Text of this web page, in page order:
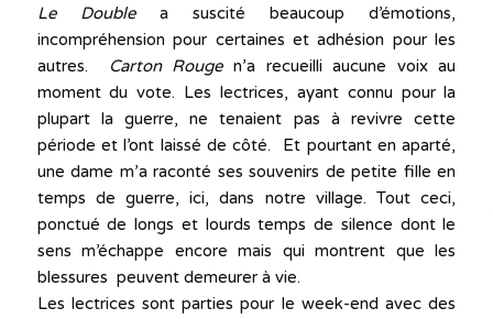
Le Doublea suscité beaucoup d’émotions,
incompréhension pour certaines et adhésion pour les
autres.
Carton Rougen’a recueilli aucune voix au
moment du vote. Les lectrices, ayant connu pour la
plupart la guerre, ne tenaient pas à revivre cette
période et l’ont laissé de côté. Et pourtant en aparté,
une dame m’a raconté ses souvenirs de petite fille en
temps de guerre, ici, dans notre village. Tout ceci,
ponctué de longs et lourds temps de silence dont le
sens m’échappe encore mais qui montrent que les
blessures peuvent demeurer à vie.
Les lectrices sont parties pour le week-end avec des